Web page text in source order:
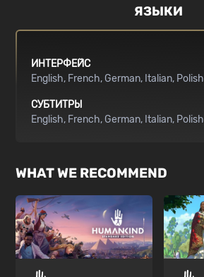
ЯЗЫКИ
ИНТЕРФЕЙС
English French German Italian Polish
СУБТИТРЫ
English French German Italian Polish
WHAT WE RECOMMEND